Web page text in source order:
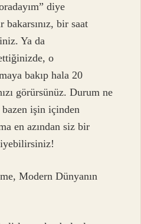
diye
bakarsınız, bir saat
Ya da
o
bakıp hala 20
görürsünüz. Durum ne
işin içinden
en azından siz bir
Modern Dünyanın